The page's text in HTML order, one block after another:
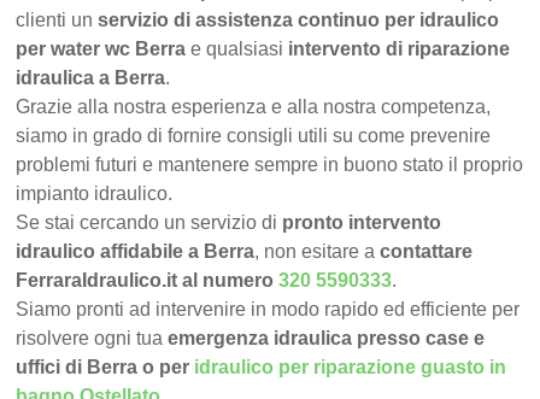
clienti unservizio di assistenza continuo per idraulico
per water wc Berra e qualsiasi intervento di riparazione
idraulica a Berra.
Grazie alla nostra esperienza e alla nostra competenza,
siamo in grado di fornire consigli utili su come prevenire
problemi futuri e mantenere sempre in buono stato il proprio
impianto idraulico.
Se stai cercando un servizio di pronto intervento
idraulico affidabile a Berra, non esitare acontattare
FerraraIdraulico.it al numero320 5590333.
Siamo pronti ad intervenire in modo rapido ed efficiente per
risolvere ogni tuaemergenza idraulica presso case e
uffici di Berra o per idraulico per riparazione guasto in